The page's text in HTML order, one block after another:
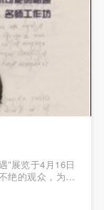
”展览于4月16日
绝的观众，为公
策划一系列工
”》名师工作
帐号密码登录
像的作品内
术学院校园
行的一切活
出版、销售
的任何媒介
像的作品内
术学院校园
行的一切活
出版、销售
的任何媒介
像的作品内
术学院校园
行的一切活
出版、销售
的任何媒介